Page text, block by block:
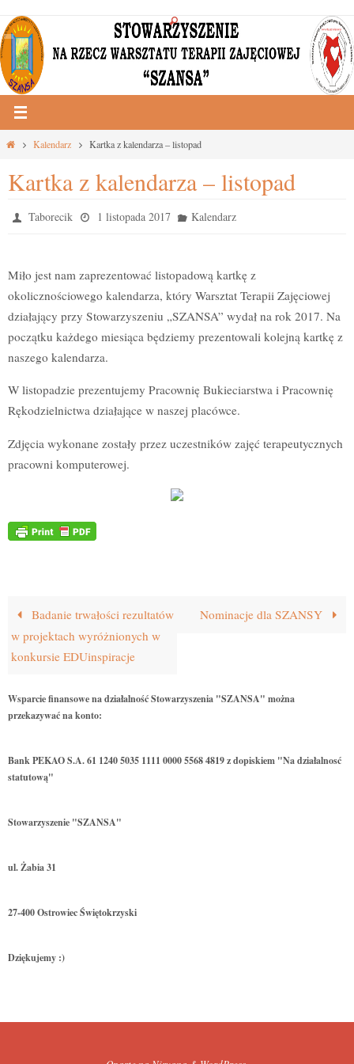
Przejdź
do
treści
StronaKalendarz Kartka z kalendarza – listopad
Kartka z kalendarza – listopad
Taborecik 1 listopada 2017 Kalendarz
Miło jest nam zaprezentować listopadową kartkę z
okolicznościowego kalendarza, który Warsztat Terapii Zajęciowej
działający przy Stowarzyszeniu „SZANSA” wydał na rok 2017. Na
początku każdego miesiąca będziemy prezentowali kolejną kartkę z
naszego kalendarza.
W listopadzie prezentujemy Pracownię Bukieciarstwa i Pracownię
Rękodzielnictwa działające w naszej placówce.
Zdjęcia wykonane zostały przez uczestników zajęć terapeutycznych
pracowni komputerowej.
Badanie trwałości rezultatów
w projektach wyróżnionych w
konkursie EDUinspiracje
Nominacje dla SZANSY
Wsparcie finansowe na działalność Stowarzyszenia "SZANSA" można
przekazywać na konto:
Bank PEKAO S.A. 61 1240 5035 1111 0000 5568 4819 z dopiskiem "Na działalnosć
statutową"
Stowarzyszenie "SZANSA"
ul. Żabia 31
27-400 Ostrowiec Świętokrzyski
Dziękujemy :)